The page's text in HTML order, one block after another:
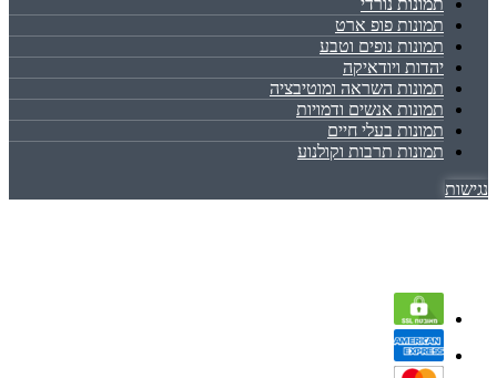
תמונות פופ ארט
תמונות נופים וטבע
יהדות ויודאיקה
תמונות השראה ומוטיבציה
תמונות אנשים ודמויות
תמונות בעלי חיים
תמונות תרבות וקולנוע
נגישות